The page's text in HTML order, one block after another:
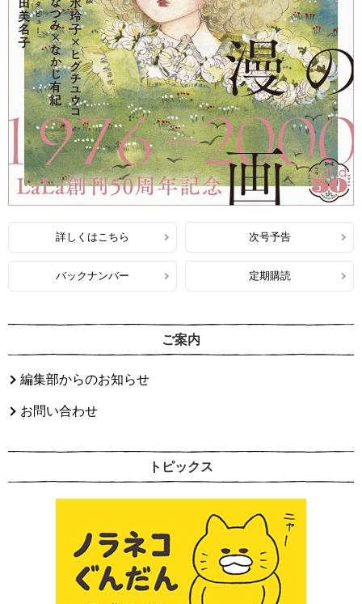
詳しくはこちら 次号予告
バックナンバー 定期購読
ご案内
編集部からのお知らせ
お問い合わせ
トピックス